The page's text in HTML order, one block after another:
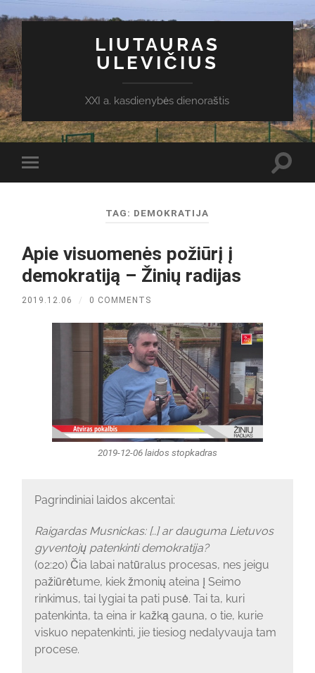
LIUTAURAS
ULEVIČIUS
XXI a. kasdienybės dienoraštis
Toggle
mobile
TAG: DEMOKRATIJA
Apie visuomenės požiūrį į
demokratiją – Žinių radijas
2019.12.06 / 0 COMMENTS
2019-12-06 laidos stopkadras
Pagrindiniai laidos akcentai:
Raigardas Musnickas: [..] ar dauguma Lietuvos
gyventojų patenkinti demokratija?
(02:20) Čia labai natūralus procesas, nes jeigu
pažiūrėtume, kiek žmonių ateina į Seimo
rinkimus, tai lygiai ta pati pusė. Tai ta, kuri
patenkinta, ta eina ir kažką gauna, o tie, kurie
viskuo nepatenkinti, jie tiesiog nedalyvauja tam
procese.